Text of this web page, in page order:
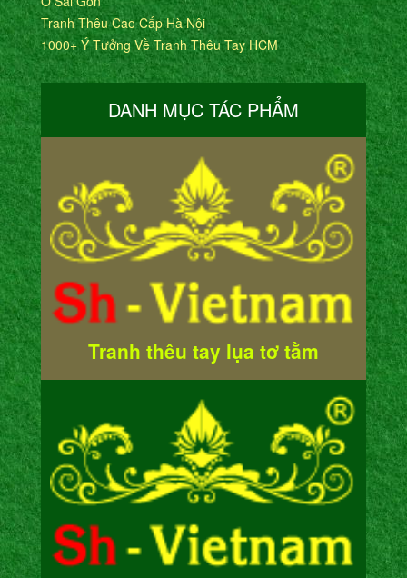
Tranh Thêu Cao Cấp Hà Nội
1000+ Ý Tưởng Về Tranh Thêu Tay HCM
DANH MỤC TÁC PHẨM
Tranh thêu tay lụa tơ tằm